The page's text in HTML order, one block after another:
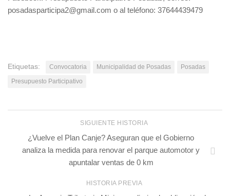
posadasparticipa2@gmail.com o al teléfono: 37644439479
Etiquetas: Convocatoria Municipalidad de Posadas
Posadas
Presupuesto Participativo
SIGUIENTE HISTORIA
¿Vuelve el Plan Canje? Aseguran que el Gobierno
analiza la medida para renovar el parque automotor y
apuntalar ventas de 0 km
HISTORIA PREVIA